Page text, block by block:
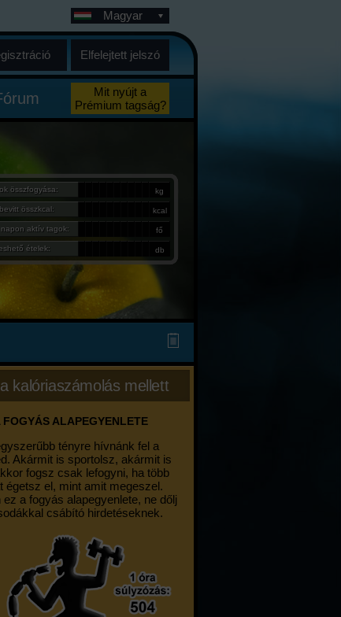
Magyar
Elfelejtett jelszó
Mit nyújt a
Prémium tagság?
összfogyása: kg
összkcal: kcal
napon aktív tagok: fő
ételek: db
kalóriaszámolás mellett
FOGYÁS ALAPEGYENLETE
tényre hívnánk fel a
Akármit is sportolsz, akármit is
fogsz csak lefogyni, ha több
égetsz el, mint amit megeszel.
ez a fogyás alapegyenlete, ne dőlj
csábító hirdetéseknek.